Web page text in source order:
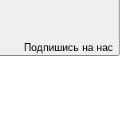
Подпишись на нас